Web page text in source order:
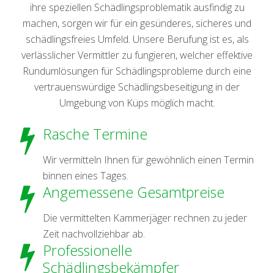
ihre speziellen Schädlingsproblematik ausfindig zu
machen, sorgen wir für ein gesünderes, sicheres und
schädlingsfreies Umfeld. Unsere Berufung ist es, als
verlässlicher Vermittler zu fungieren, welcher effektive
Rundumlösungen für Schädlingsprobleme durch eine
vertrauenswürdige Schädlingsbeseitigung in der
Umgebung von Küps möglich macht.
Rasche Termine
Wir vermitteln Ihnen für gewöhnlich einen Termin
binnen eines Tages.
Angemessene Gesamtpreise
Die vermittelten Kammerjäger rechnen zu jeder
Zeit nachvollziehbar ab.
Professionelle
Schädlingsbekämpfer